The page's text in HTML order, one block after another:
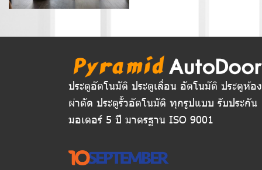
ประตูอัตโนมัติ ประตูเลื่อน อัตโนมัติ ประตูห้อง
ผ่าตัด ประตูรั้วอัตโนมัติ ทุกรูปแบบ รับประกัน
มอเตอร์ 5 ปี มาตรฐาน ISO 9001